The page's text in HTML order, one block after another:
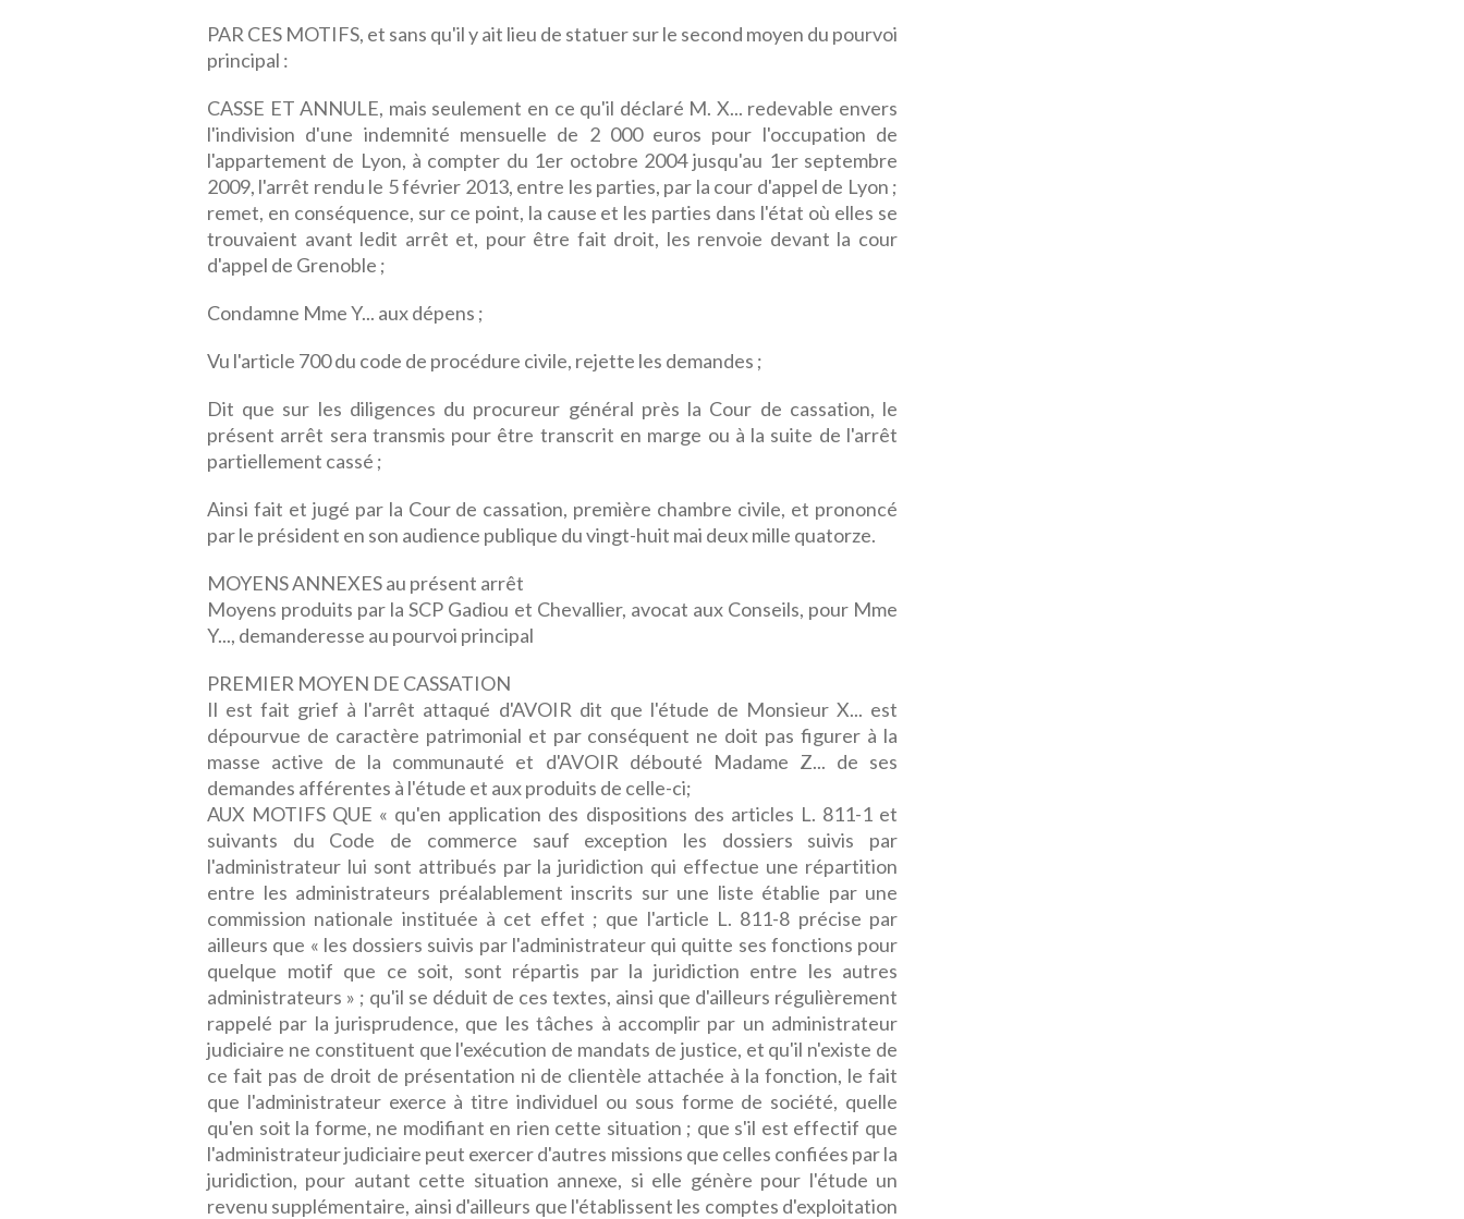
PAR CES MOTIFS, et sans qu'il y ait lieu de statuer sur le second moyen du pourvoi
principal :
CASSE ET ANNULE, mais seulement en ce qu'il déclaré M. X... redevable envers
l'indivision d'une indemnité mensuelle de 2 000 euros pour l'occupation de
l'appartement de Lyon, à compter du 1er octobre 2004 jusqu'au 1er septembre
2009, l'arrêt rendu le 5 février 2013, entre les parties, par la cour d'appel de Lyon ;
remet, en conséquence, sur ce point, la cause et les parties dans l'état où elles se
trouvaient avant ledit arrêt et, pour être fait droit, les renvoie devant la cour
d'appel de Grenoble ;
Condamne Mme Y... aux dépens ;
Vu l'article 700 du code de procédure civile, rejette les demandes ;
Dit que sur les diligences du procureur général près la Cour de cassation, le
présent arrêt sera transmis pour être transcrit en marge ou à la suite de l'arrêt
partiellement cassé ;
Ainsi fait et jugé par la Cour de cassation, première chambre civile, et prononcé
par le président en son audience publique du vingt-huit mai deux mille quatorze.
MOYENS ANNEXES au présent arrêt
Moyens produits par la SCP Gadiou et Chevallier, avocat aux Conseils, pour Mme
Y..., demanderesse au pourvoi principal
PREMIER MOYEN DE CASSATION
Il est fait grief à l'arrêt attaqué d'AVOIR dit que l'étude de Monsieur X... est
dépourvue de caractère patrimonial et par conséquent ne doit pas figurer à la
masse active de la communauté et d'AVOIR débouté Madame Z... de ses
demandes afférentes à l'étude et aux produits de celle-ci;
AUX MOTIFS QUE « qu'en application des dispositions des articles L. 811-1 et
suivants du Code de commerce sauf exception les dossiers suivis par
l'administrateur lui sont attribués par la juridiction qui effectue une répartition
entre les administrateurs préalablement inscrits sur une liste établie par une
commission nationale instituée à cet effet ; que l'article L. 811-8 précise par
ailleurs que « les dossiers suivis par l'administrateur qui quitte ses fonctions pour
quelque motif que ce soit, sont répartis par la juridiction entre les autres
administrateurs » ; qu'il se déduit de ces textes, ainsi que d'ailleurs régulièrement
rappelé par la jurisprudence, que les tâches à accomplir par un administrateur
judiciaire ne constituent que l'exécution de mandats de justice, et qu'il n'existe de
ce fait pas de droit de présentation ni de clientèle attachée à la fonction, le fait
que l'administrateur exerce à titre individuel ou sous forme de société, quelle
qu'en soit la forme, ne modifiant en rien cette situation ; que s'il est effectif que
l'administrateur judiciaire peut exercer d'autres missions que celles confiées par la
juridiction, pour autant cette situation annexe, si elle génère pour l'étude un
revenu supplémentaire, ainsi d'ailleurs que l'établissent les comptes d'exploitation